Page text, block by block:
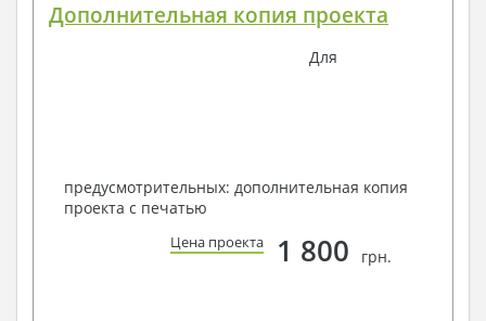
Дополнительная копия проекта
Для
предусмотрительных: дополнительная копия
проекта с печатью
Цена проекта 1 800 грн.